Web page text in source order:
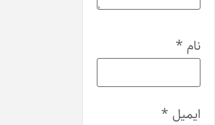
نام *
ایمیل *